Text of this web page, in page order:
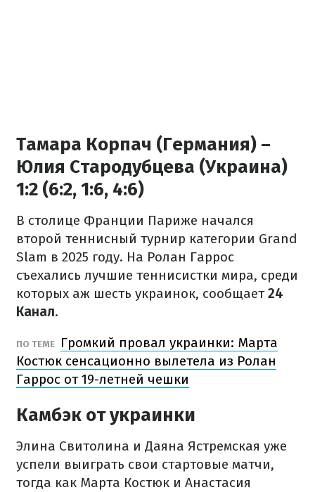
Тамара Корпач (Германия) –
Юлия Стародубцева (Украина)
1:2 (6:2, 1:6, 4:6)
В столице Франции Париже начался
второй теннисный турнир категории Grand
Slam в 2025 году. На Ролан Гаррос
съехались лучшие теннисистки мира, среди
которых аж шесть украинок, сообщает24
Канал.
ПО ТЕМЕ
Громкий провал украинки: Марта
Костюк сенсационно вылетела из Ролан
Гаррос от 19-летней чешки
Камбэк от украинки
Элина Свитолина и Даяна Ястремская уже
успели выиграть свои стартовые матчи,
тогда как Марта Костюк и Анастасия